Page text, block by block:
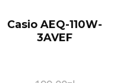
Casio AEQ-110W-
3AVEF